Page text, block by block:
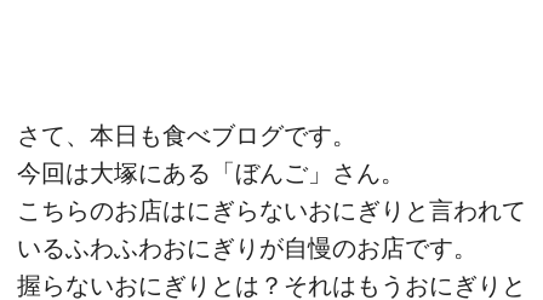
さて、本日も食べブログです。
今回は大塚にある「ぼんご」さん。
こちらのお店はにぎらないおにぎりと言われて
いるふわふわおにぎりが自慢のお店です。
握らないおにぎりとは？それはもうおにぎりと